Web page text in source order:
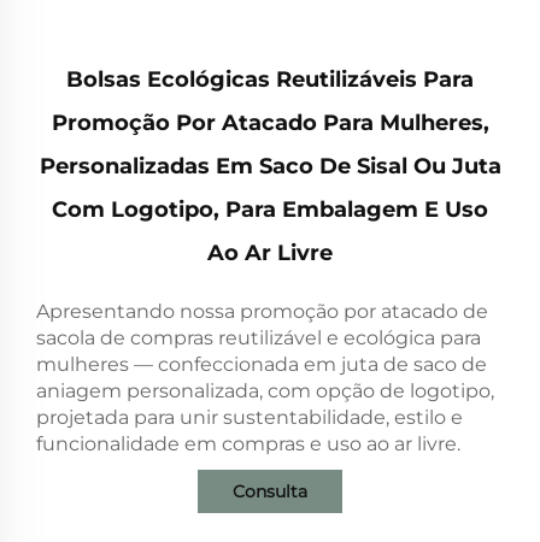
Bolsas Ecológicas Reutilizáveis Para
Promoção Por Atacado Para Mulheres,
Personalizadas Em Saco De Sisal Ou Juta
Com Logotipo, Para Embalagem E Uso
Ao Ar Livre
Apresentando nossa promoção por atacado de
sacola de compras reutilizável e ecológica para
mulheres — confeccionada em juta de saco de
aniagem personalizada, com opção de logotipo,
projetada para unir sustentabilidade, estilo e
funcionalidade em compras e uso ao ar livre.
Consulta